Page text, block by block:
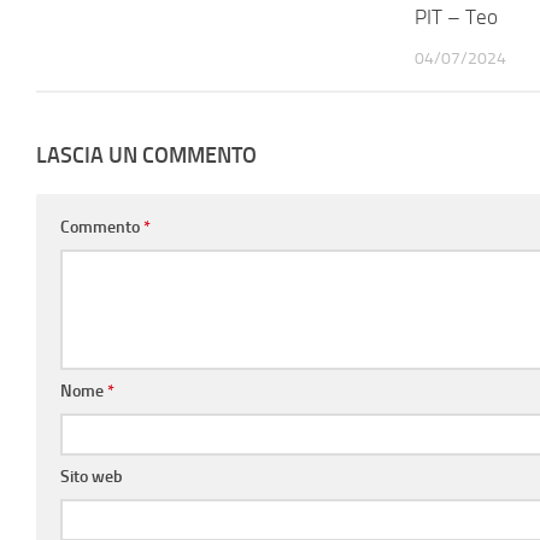
PIT – Teo
04/07/2024
LASCIA UN COMMENTO
Commento*
Nome*
Sito web